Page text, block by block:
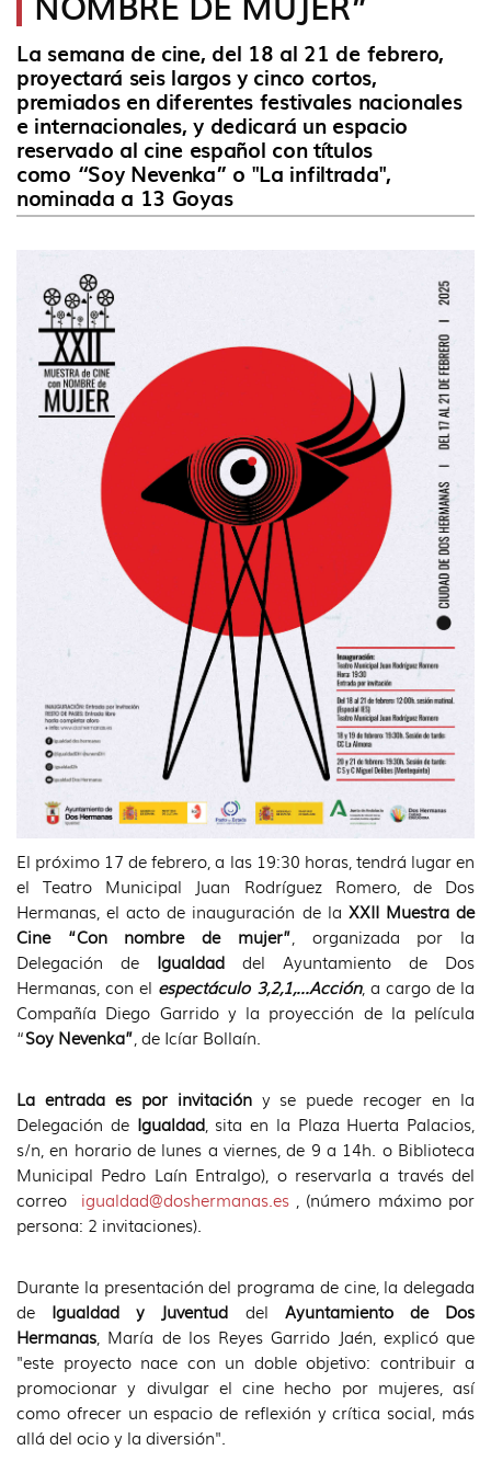
idioma
La semana de cine, del 18 al 21 de febrero,
proyectará seis largos y cinco cortos,
premiados en diferentes festivales nacionales
e internacionales, y dedicará un espacio
reservado al cine español con títulos
como “Soy Nevenka” o "La infiltrada",
nominada a 13 Goyas
El próximo 17 de febrero, a las 19:30 horas, tendrá lugar en
el Teatro Municipal Juan Rodríguez Romero, de Dos
Hermanas, el acto de inauguración de la XXII Muestra de
Cine “Con nombre de mujer”, organizada por la
Delegación de Igualdad del Ayuntamiento de Dos
Hermanas, con el espectáculo 3,2,1,…Acción, a cargo de la
Compañía Diego Garrido y la proyección de la película
“Soy Nevenka”, de Icíar Bollaín.
La entrada es por invitación y se puede recoger en la
Delegación de Igualdad, sita en la Plaza Huerta Palacios,
s/n, en horario de lunes a viernes, de 9 a 14h. o Biblioteca
Municipal Pedro Laín Entralgo), o reservarla a través del
correo igualdad@doshermanas.es, (número máximo por
persona: 2 invitaciones).
Durante la presentación del programa de cine, la delegada
de Igualdad y Juventud del Ayuntamiento de Dos
Hermanas, María de los Reyes Garrido Jaén, explicó que
"este proyecto nace con un doble objetivo: contribuir a
promocionar y divulgar el cine hecho por mujeres, así
como ofrecer un espacio de reflexión y crítica social, más
allá del ocio y la diversión".